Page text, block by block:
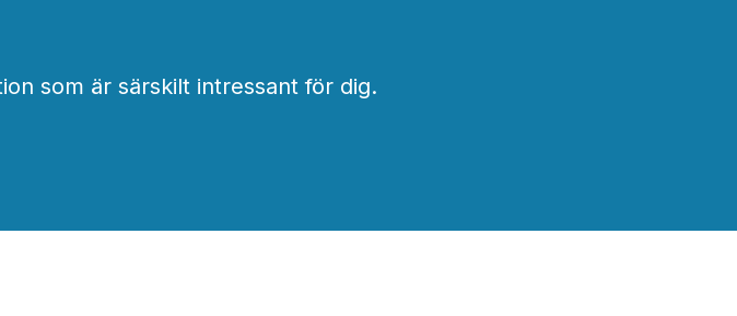
som är särskilt intressant för dig.